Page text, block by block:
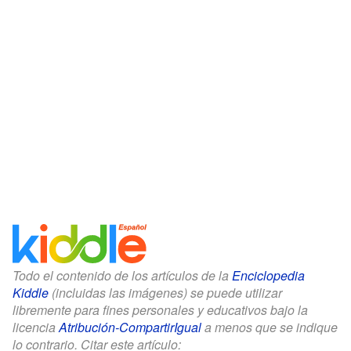
Todo el contenido de los artículos de la Enciclopedia
Kiddle (incluidas las imágenes) se puede utilizar
libremente para fines personales y educativos bajo la
licenciaAtribución-CompartirIguala menos que se indique
lo contrario. Citar este artículo: